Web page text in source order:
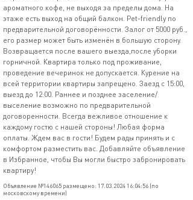
ароматного кофе, не выходя за пределы дома. На
этаже есть выход на общий балкон. Реt-friеndly по
предварительной договорённости. Залог от 5000 руб.,
его размер может быть изменён в большую сторону.
Возвращается после вашего выезда,после уборки
горничной. Квартира только под проживание,
проведение вечеринок не допускается. Курение на
всей территории квартиры запрещено. Заезд с 15:00,
выезд до 12:00. Раннее и позднее заселение/
выселение возможно по предварительной
договоренности. Всегда вежливое отношение к
каждому гостю с нашей стороны! Любая форма
оплаты. Ждем вас в гости! Будем рады принять и с
комфортом разместить вас. Добавляйте объявление
в Избранное, чтобы Вы могли быстро забронировать
квартиру!
Объявление №146065 размещено: 17.03.2024 16:04:56 (по
московскому времени)